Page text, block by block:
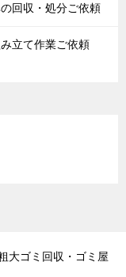
回収・処分ご依頼
み立て作業ご依頼
大ゴミ回収・ゴミ屋